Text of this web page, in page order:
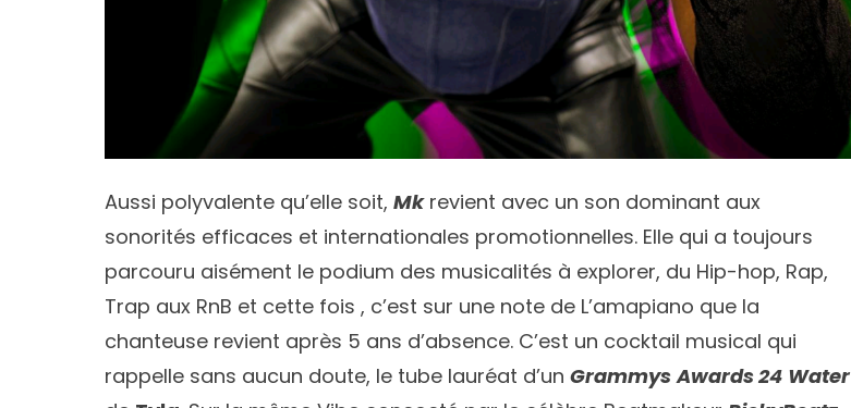
Aussi polyvalente qu’elle soit, Mkrevient avec un son dominant aux
sonorités efficaces et internationales promotionnelles. Elle qui a toujours
parcouru aisément le podium des musicalités à explorer, du Hip-hop, Rap,
Trap aux RnB et cette fois , c’est sur une note de L’amapiano que la
chanteuse revient après 5 ans d’absence. C’est un cocktail musical qui
rappelle sans aucun doute, le tube lauréat d’un Grammys Awards 24 Water